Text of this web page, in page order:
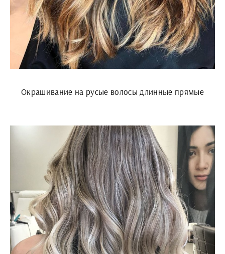
Окрашивание на русые волосы длинные прямые